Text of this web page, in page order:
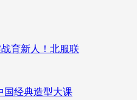
育新人！北服联
国经典造型大课